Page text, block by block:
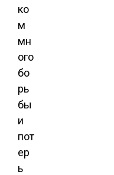
ко
м
мн
ого
бо
рь
бы
и
пот
ер
ь